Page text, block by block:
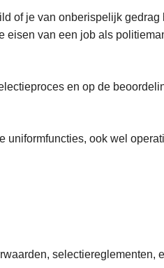
of je van onberispelijk
van een job als
en op de
ook wel
selectiereglementen,